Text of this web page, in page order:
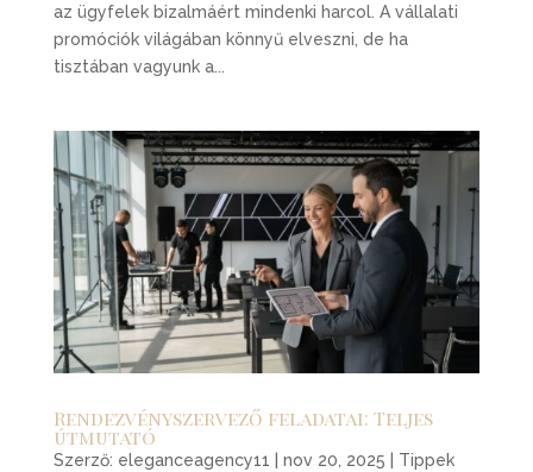
az ügyfelek bizalmáért mindenki harcol. A vállalati
promóciók világában könnyű elveszni, de ha
tisztában vagyunk a...
Rendezvényszervező feladatai: Teljes
útmutató
Szerző: eleganceagency11 nov 20, 2025 Tippek